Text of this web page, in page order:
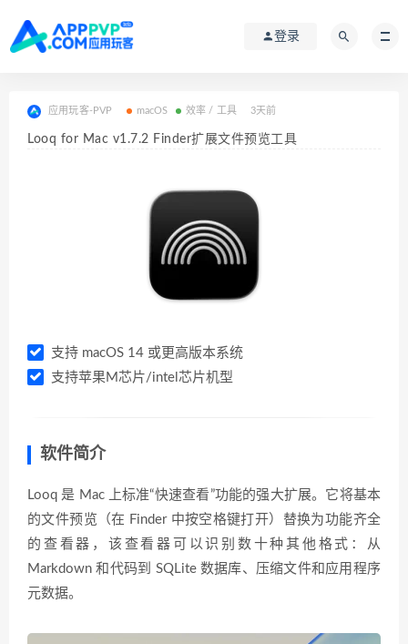
登录
应用玩客-PVP macOS 效率 / 工具 3天前
Looq for Mac v1.7.2 Finder扩展文件预览工具
支持 macOS 14 或更高版本系统
支持苹果M芯片/intel芯片机型
软件简介
Looq 是 Mac 上标准“快速查看”功能的强大扩展。它将基本
的文件预览（在 Finder 中按空格键打开）替换为功能齐全
的查看器，该查看器可以识别数十种其他格式：从
Markdown 和代码到 SQLite 数据库、压缩文件和应用程序
元数据。